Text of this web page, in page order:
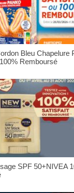
Bleu Chapelure
Remboursé
SPF 50+NIVEA